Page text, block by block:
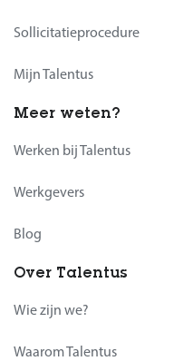
Sollicitatieprocedure
Mijn Talentus
Meer weten?
Werken bij Talentus
Werkgevers
Blog
Over Talentus
Wie zijn we?
Waarom Talentus